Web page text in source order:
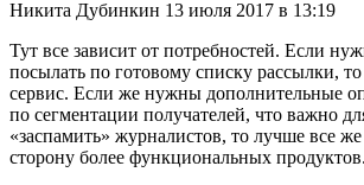
Никита Дубинкин 13 июля 2017 в 13:19
Тут все зависит от потребностей. Если
посылать по готовому списку рассылки,
сервис. Если же нужны дополнительные
по сегментации получателей, что важно
«заспамить» журналистов, то лучше все же
сторону более функциональных продуктов.